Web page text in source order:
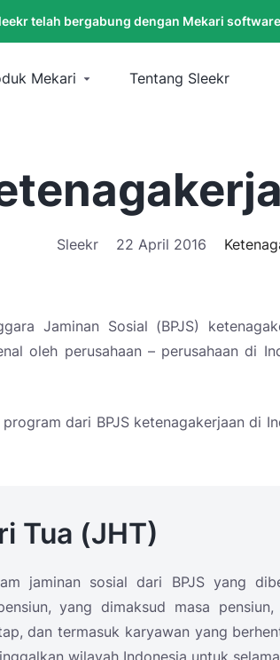
telah bergabung dengan Mekari
Mekari Tentang Sleekr
Sleekr 22 April 2016
Jaminan Sosial (BPJS)
oleh perusahaan – perusahaan di
dari BPJS ketenagakerjaan di
Tua (JHT)
jaminan sosial dari BPJS yang
yang dimaksud masa
dan termasuk karyawan yang
wilayah Indonesia untuk